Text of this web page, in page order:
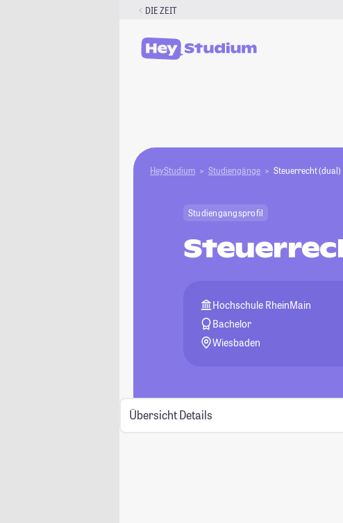
DIE ZEIT
HeyStudium Studiengänge Steuerrecht (dual)
Studiengangsprofil
Hochschule RheinMain
Bachelor
Wiesbaden
Übersicht Details